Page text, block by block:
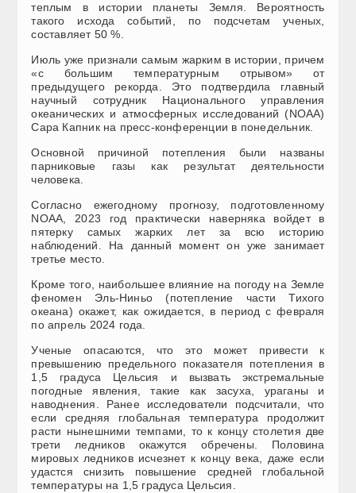
теплым в истории планеты Земля. Вероятность
такого исхода событий, по подсчетам ученых,
составляет 50 %.
Июль уже признали самым жарким в истории, причем
«с большим температурным отрывом» от
предыдущего рекорда. Это подтвердила главный
научный сотрудник Национального управления
океанических и атмосферных исследований (NOAA)
Сара Капник на пресс-конференции в понедельник.
Основной причиной потепления были названы
парниковые газы как результат деятельности
человека.
Согласно ежегодному прогнозу, подготовленному
NOAA, 2023 год практически наверняка войдет в
пятерку самых жарких лет за всю историю
наблюдений. На данный момент он уже занимает
третье место.
Кроме того, наибольшее влияние на погоду на Земле
феномен Эль-Ниньо (потепление части Тихого
океана) окажет, как ожидается, в период с февраля
по апрель 2024 года.
Ученые опасаются, что это может привести к
превышению предельного показателя потепления в
1,5 градуса Цельсия и вызвать экстремальные
погодные явления, такие как засуха, ураганы и
наводнения. Ранее исследователи подсчитали, что
если средняя глобальная температура продолжит
расти нынешними темпами, то к концу столетия две
трети ледников окажутся обречены. Половина
мировых ледников исчезнет к концу века, даже если
удастся снизить повышение средней глобальной
температуры на 1,5 градуса Цельсия.